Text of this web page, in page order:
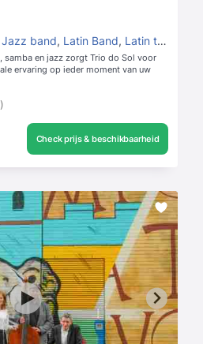
Jazz band, Latin Band, Latin trio
samba en jazz zorgt Trio do Sol voor
ervaring op ieder moment van uw
Check prijs & beschikbaarheid